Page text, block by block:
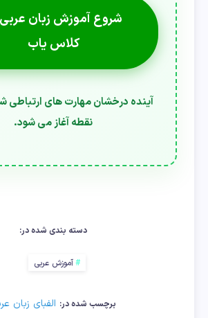
شروع آموزش زبان
کلاس یاب
آینده درخشان مهارت های ارتباطی
نقطه آغاز می شود.
دسته بندی شده در:
آموزش عربی
برچسب شده در: الفبای زبان